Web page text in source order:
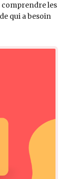
les
qui a besoin